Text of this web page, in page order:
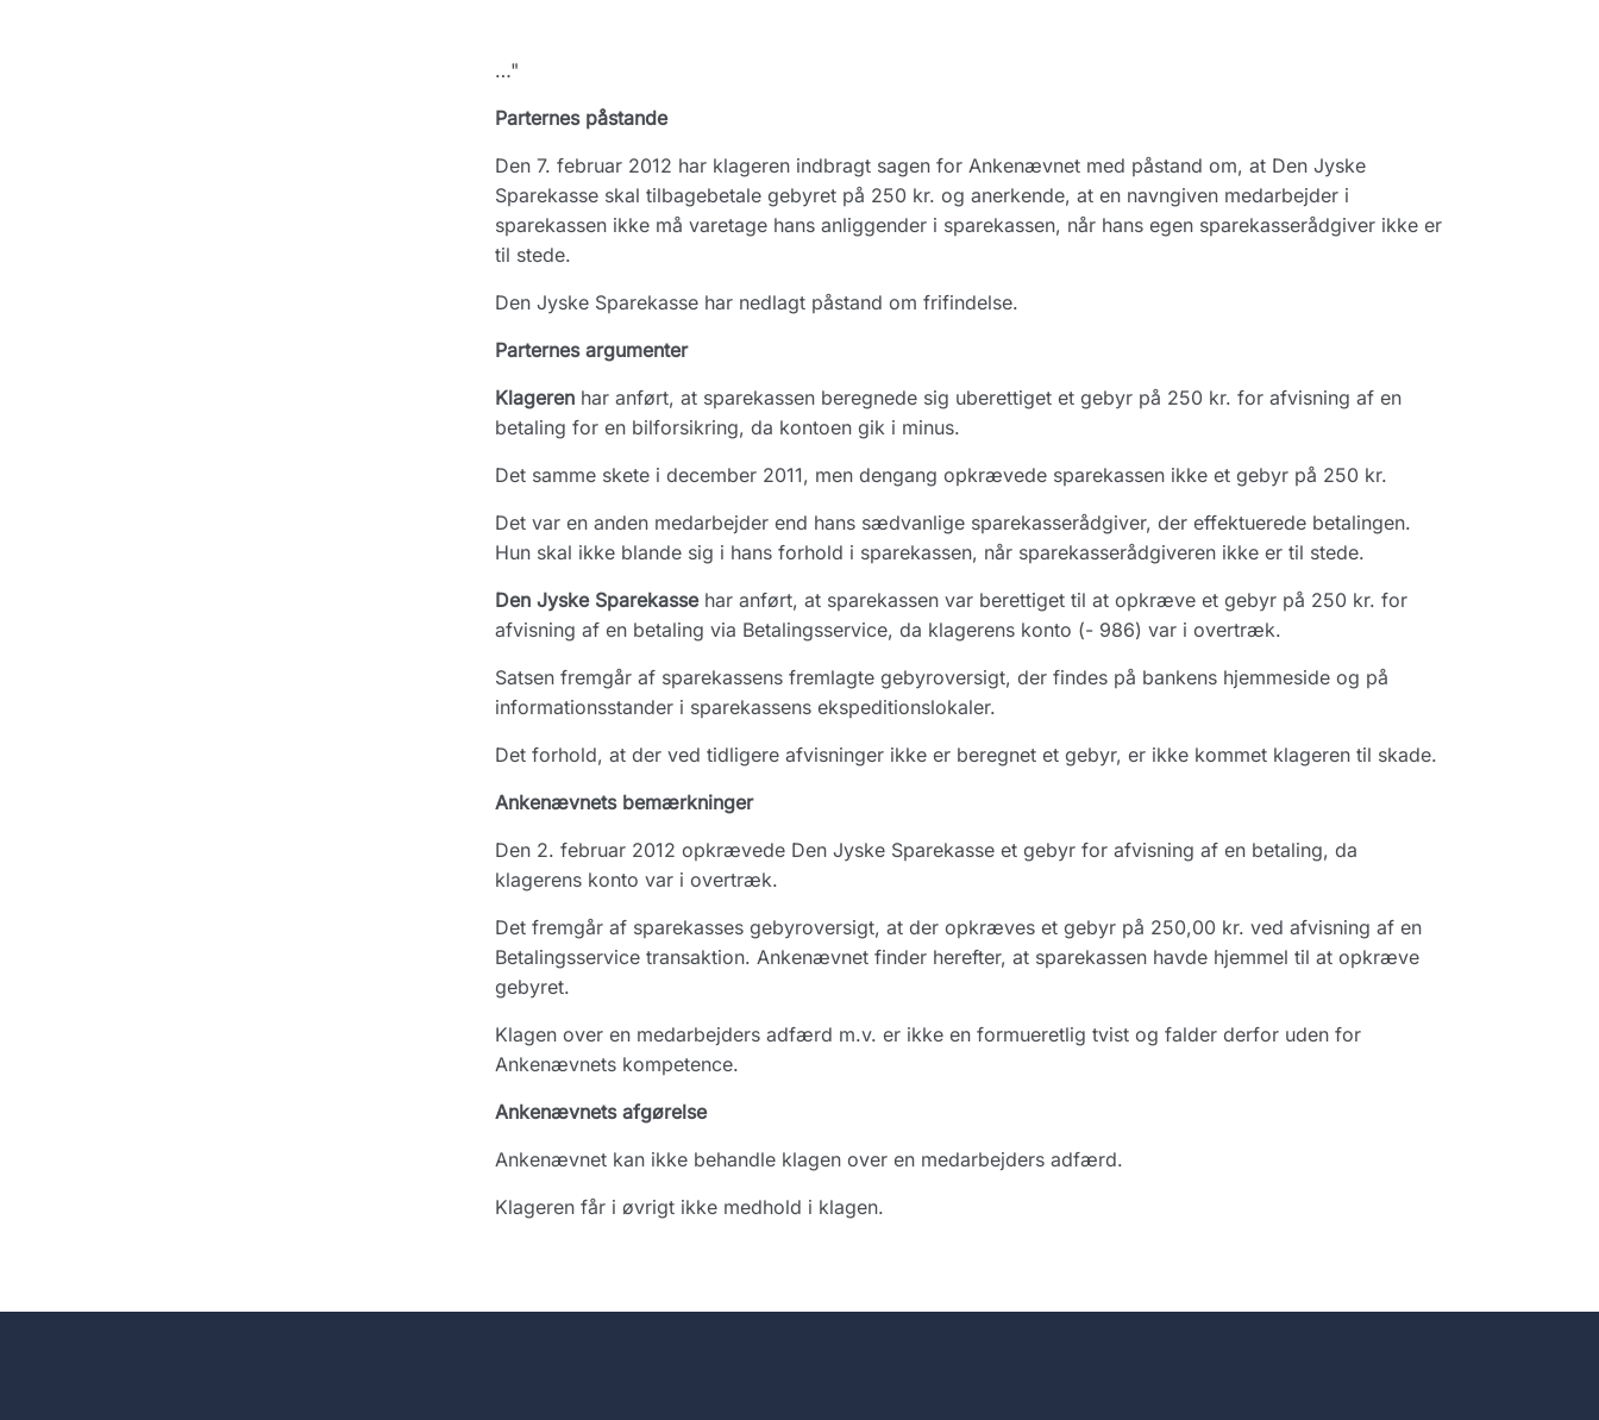
…"
Parternes påstande
Den 7. februar 2012 har klageren indbragt sagen for Ankenævnet med påstand om, at Den Jyske
Sparekasse skal tilbagebetale gebyret på 250 kr. og anerkende, at en navngiven medarbejder i
sparekassen ikke må varetage hans anliggender i sparekassen, når hans egen sparekasserådgiver ikke er
til stede.
Den Jyske Sparekasse har nedlagt påstand om frifindelse.
Parternes argumenter
Klagerenhar anført, at sparekassen beregnede sig uberettiget et gebyr på 250 kr. for afvisning af en
betaling for en bilforsikring, da kontoen gik i minus.
Det samme skete i december 2011, men dengang opkrævede sparekassen ikke et gebyr på 250 kr.
Det var en anden medarbejder end hans sædvanlige sparekasserådgiver, der effektuerede betalingen.
Hun skal ikke blande sig i hans forhold i sparekassen, når sparekasserådgiveren ikke er til stede.
Den Jyske Sparekassehar anført, at sparekassen var berettiget til at opkræve et gebyr på 250 kr. for
afvisning af en betaling via Betalingsservice, da klagerens konto (- 986) var i overtræk.
Satsen fremgår af sparekassens fremlagte gebyroversigt, der findes på bankens hjemmeside og på
informationsstander i sparekassens ekspeditionslokaler.
Det forhold, at der ved tidligere afvisninger ikke er beregnet et gebyr, er ikke kommet klageren til skade.
Ankenævnets bemærkninger
Den 2. februar 2012 opkrævede Den Jyske Sparekasse et gebyr for afvisning af en betaling, da
klagerens konto var i overtræk.
Det fremgår af sparekasses gebyroversigt, at der opkræves et gebyr på 250,00 kr. ved afvisning af en
Betalingsservice transaktion. Ankenævnet finder herefter, at sparekassen havde hjemmel til at opkræve
gebyret.
Klagen over en medarbejders adfærd m.v. er ikke en formueretlig tvist og falder derfor uden for
Ankenævnets kompetence.
Ankenævnets afgørelse
Ankenævnet kan ikke behandle klagen over en medarbejders adfærd.
Klageren får i øvrigt ikke medhold i klagen.